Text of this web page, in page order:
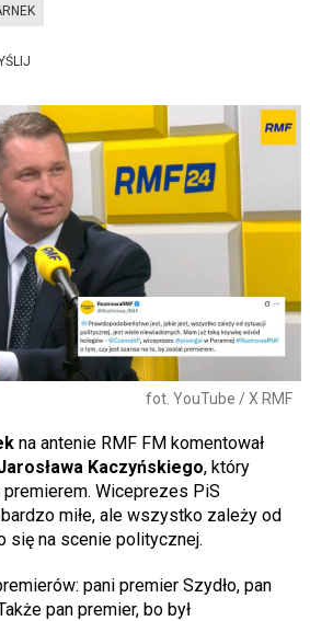
fot. YouTube / X RMF
na antenie RMF FM komentował
Kaczyńskiego, który
premierem. Wiceprezes PiS
miłe, ale wszystko zależy od
się na scenie politycznej.
pani premier Szydło, pan
pan premier, bo był